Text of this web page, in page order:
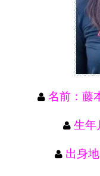
名前：藤
生年
出身